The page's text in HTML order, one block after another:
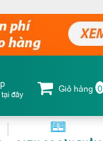
Giỏ hàng 0
đây